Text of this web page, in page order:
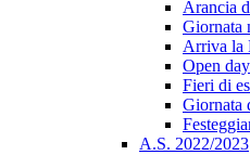
Arancia
Giornata
Arriva la
Open
Fieri di
Giornata
A.S. 2022/2023